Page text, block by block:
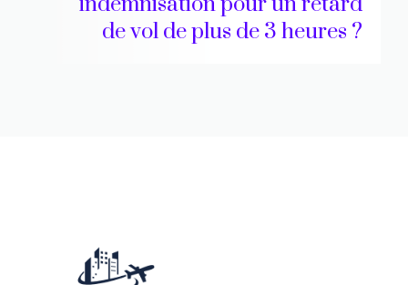
de vol de plus de 3 heures ?